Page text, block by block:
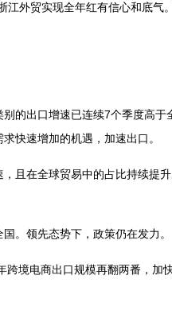
外贸实现全年红有信心和底气
的出口增速已连续7个季度高于
快速增加的机遇，加速出口。
且在全球贸易中的占比持续提
。领先态势下，政策仍在发力。
境电商出口规模再翻两番，加